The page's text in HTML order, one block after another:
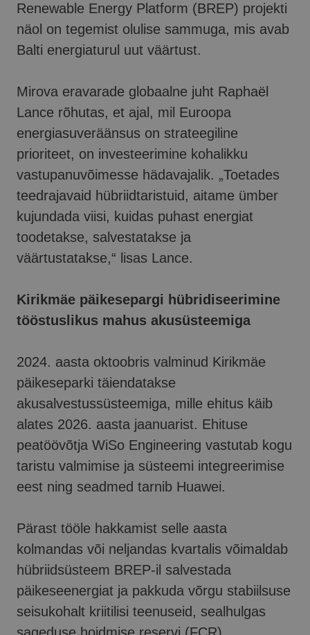
Renewable Energy Platform (BREP) projekti
näol on tegemist olulise sammuga, mis avab
Balti energiaturul uut väärtust.
Mirova eravarade globaalne juht Raphaël
Lance rõhutas, et ajal, mil Euroopa
energiasuveräänsus on strateegiline
prioriteet, on investeerimine kohalikku
vastupanuvõimesse hädavajalik. „Toetades
teedrajavaid hübriidtaristuid, aitame ümber
kujundada viisi, kuidas puhast energiat
toodetakse, salvestatakse ja
väärtustatakse,“ lisas Lance.
Kirikmäe päikesepargi hübridiseerimine
tööstuslikus mahus akusüsteemiga
2024. aasta oktoobris valminud Kirikmäe
päikeseparki täiendatakse
akusalvestussüsteemiga, mille ehitus käib
alates 2026. aasta jaanuarist. Ehituse
peatöövõtja WiSo Engineering vastutab kogu
taristu valmimise ja süsteemi integreerimise
eest ning seadmed tarnib Huawei.
Pärast tööle hakkamist selle aasta
kolmandas või neljandas kvartalis võimaldab
hübriidsüsteem BREP-il salvestada
päikeseenergiat ja pakkuda võrgu stabiilsuse
seisukohalt kriitilisi teenuseid, sealhulgas